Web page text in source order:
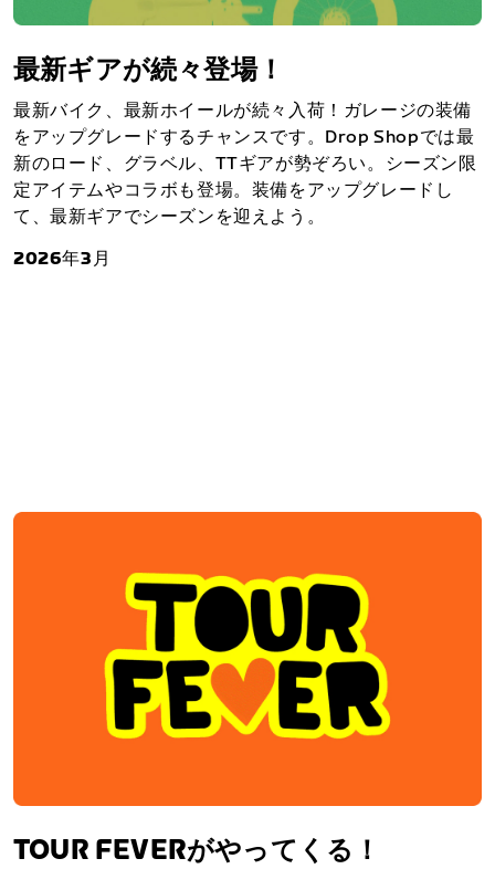
最新ギアが続々登場！
最新バイク、最新ホイールが続々入荷！ガレージの装備
をアップグレードするチャンスです。Drop Shopでは最
新のロード、グラベル、TTギアが勢ぞろい。シーズン限
定アイテムやコラボも登場。装備をアップグレードし
て、最新ギアでシーズンを迎えよう。
2026年3月
TOUR FEVERがやってくる！